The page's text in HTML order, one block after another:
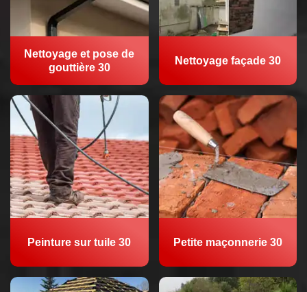
Nettoyage et pose de
gouttière 30
Nettoyage façade 30
Peinture sur tuile 30 Petite maçonnerie 30